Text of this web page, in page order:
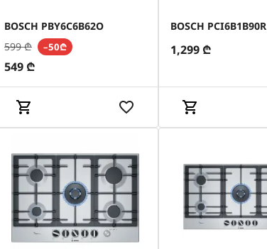
BOSCH PBY6C6B62O
599₾ –50₾
549 ₾
BOSCH PCI6B1B90R
1,299 ₾